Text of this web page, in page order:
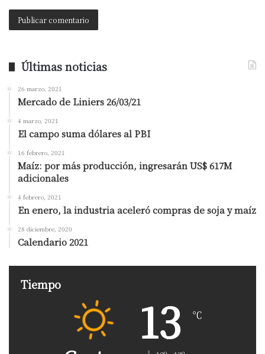
Últimas noticias
26 marzo, 2021
Mercado de Liniers 26/03/21
4 marzo, 2021
El campo suma dólares al PBI
16 febrero, 2021
Maíz: por más producción, ingresarán US$ 617M
adicionales
4 febrero, 2021
En enero, la industria aceleró compras de soja y maíz
28 diciembre, 2020
Calendario 2021
Tiempo
13 ℃